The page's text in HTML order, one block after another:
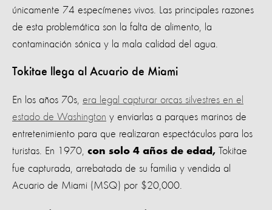
únicamente 74 especímenes vivos. Las principales razones
de esta problemática son la falta de alimento, la
contaminación sónica y la mala calidad del agua.
Tokitae llega al Acuario de Miami
En los años 70s, era legal capturar orcas silvestres en el
estado de Washington y enviarlas a parques marinos de
entretenimiento para que realizaran espectáculos para los
turistas. En 1970, con solo 4 años de edad, Tokitae
fue capturada, arrebatada de su familia y vendida al
Acuario de Miami (MSQ) por $20,000.